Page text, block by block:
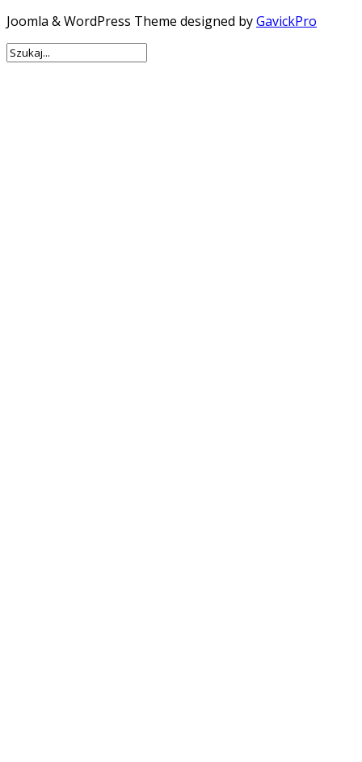
Joomla & WordPress Theme designed byGavickPro